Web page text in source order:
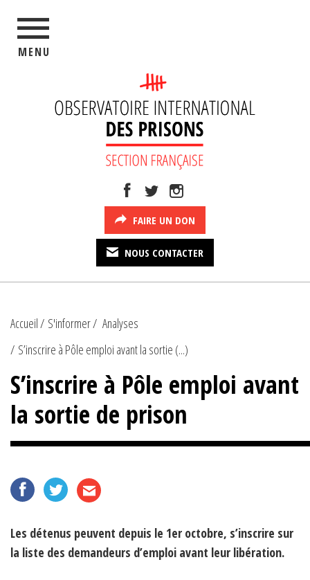
MENU
FAIRE UN DON
NOUS CONTACTER
Accueil S'informer
Analyses
S’inscrire à Pôle emploi avant la sortie (...)
S’inscrire à Pôle emploi avant
la sortie de prison
Les détenus peuvent depuis le 1er octobre, s’inscrire sur
la liste des demandeurs d’emploi avant leur libération.